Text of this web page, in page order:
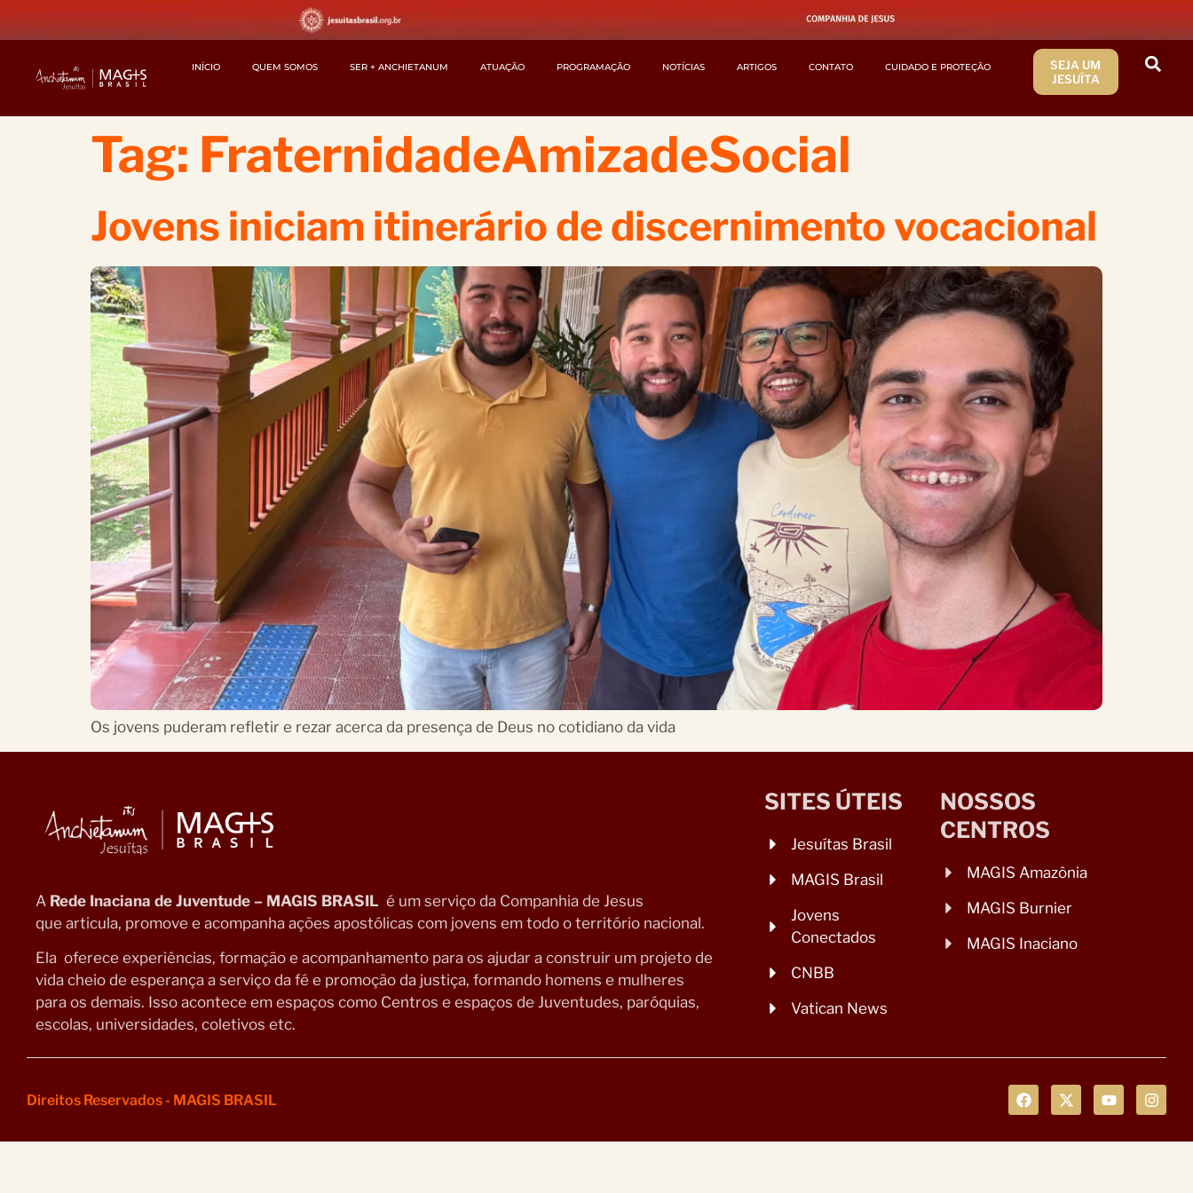
INÍCIO QUEM SOMOS SER + ANCHIETANUM ATUAÇÃO PROGRAMAÇÃO NOTÍCIAS ARTIGOS CONTATO CUIDADO E PROTEÇÃO
SEJA UM
JESUÍTA
Tag: FraternidadeAmizadeSocial
Jovens iniciam itinerário de discernimento vocacional
Os jovens puderam refletir e rezar acerca da presença de Deus no cotidiano da vida
A Rede Inaciana de Juventude – MAGIS BRASIL é um serviço da Companhia de Jesus
que articula, promove e acompanha ações apostólicas com jovens em todo o território nacional.
Ela oferece experiências, formação e acompanhamento para os ajudar a construir um projeto de
vida cheio de esperança a serviço da fé e promoção da justiça, formando homens e mulheres
para os demais. Isso acontece em espaços como Centros e espaços de Juventudes, paróquias,
escolas, universidades, coletivos etc.
SITES ÚTEIS
Jesuítas Brasil
MAGIS Brasil
Jovens
Conectados
CNBB
Vatican News
NOSSOS
CENTROS
MAGIS Amazônia
MAGIS Burnier
MAGIS Inaciano
Direitos Reservados - MAGIS BRASIL